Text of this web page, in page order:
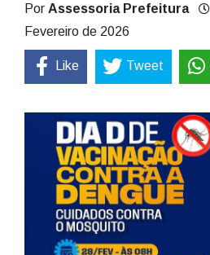
Por Assessoria Prefeitura
Fevereiro de 2026
Like Tweet